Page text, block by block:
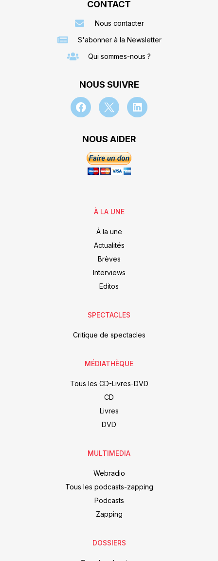
CONTACT
Nous contacter
S'abonner à la Newsletter
Qui sommes-nous ?
NOUS SUIVRE
NOUS AIDER
À LA UNE
À la une
Actualités
Brèves
Interviews
Editos
SPECTACLES
Critique de spectacles
MÉDIATHÈQUE
Tous les CD-Livres-DVD
CD
Livres
DVD
MULTIMEDIA
Webradio
Tous les podcasts-zapping
Podcasts
Zapping
DOSSIERS